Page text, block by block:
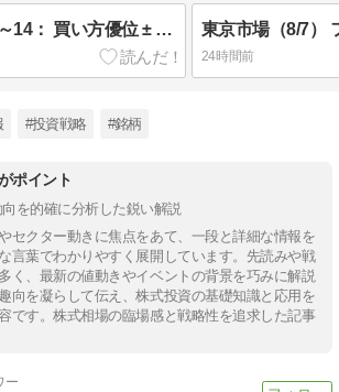
■ ＮＹ株展望 8/10～14： 買い方優位 ± 金融政策見通し
24時間前
#投資戦略 #銘柄
ポイント
を的確に分析した鋭い解説
セクター動きに焦点をあて、一段と詳細な情報を
言葉でわかりやすく展開しています。先読みや戦
く、最新の値動きやイベントの背景を巧みに解説
向を凝らして伝え、株式投資の基礎知識と応用を
です。株式相場の臨場感と戦略性を追求した記事